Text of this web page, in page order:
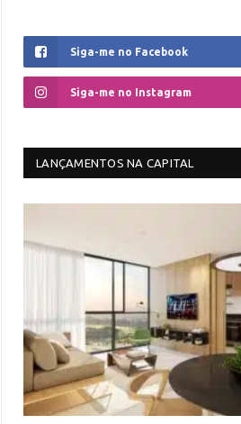
Siga-me no Facebook
Siga-me no Instagram
LANÇAMENTOS NA CAPITAL